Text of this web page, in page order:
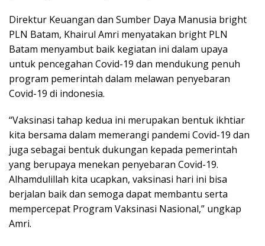
Direktur Keuangan dan Sumber Daya Manusia bright
PLN Batam, Khairul Amri menyatakan bright PLN
Batam menyambut baik kegiatan ini dalam upaya
untuk pencegahan Covid-19 dan mendukung penuh
program pemerintah dalam melawan penyebaran
Covid-19 di indonesia.
“Vaksinasi tahap kedua ini merupakan bentuk ikhtiar
kita bersama dalam memerangi pandemi Covid-19 dan
juga sebagai bentuk dukungan kepada pemerintah
yang berupaya menekan penyebaran Covid-19.
Alhamdulillah kita ucapkan, vaksinasi hari ini bisa
berjalan baik dan semoga dapat membantu serta
mempercepat Program Vaksinasi Nasional,” ungkap
Amri.